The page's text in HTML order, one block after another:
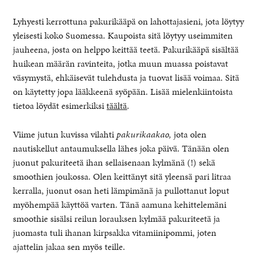
Lyhyesti kerrottuna pakurikääpä on lahottajasieni, jota löytyy
yleisesti koko Suomessa. Kaupoista sitä löytyy useimmiten
jauheena, josta on helppo keittää teetä. Pakurikääpä sisältää
huikean määrän ravinteita, jotka muun muassa poistavat
väsymystä, ehkäisevät tulehdusta ja tuovat lisää voimaa. Sitä
on käytetty jopa lääkkeenä syöpään. Lisää mielenkiintoista
tietoa löydät esimerkiksitäältä.
Viime jutun kuvissa vilahtipakurikaakao,jota olen
nautiskellut antaumuksella lähes joka päivä. Tänään olen
juonut pakuriteetä ihan sellaisenaan kylmänä (!) sekä
smoothien joukossa. Olen keittänyt sitä yleensä pari litraa
kerralla, juonut osan heti lämpimänä ja pullottanut loput
myöhempää käyttöä varten. Tänä aamuna kehittelemäni
smoothie sisälsi reilun lorauksen kylmää pakuriteetä ja
juomasta tuli ihanan kirpsakka vitamiinipommi, joten
ajattelin jakaa sen myös teille.